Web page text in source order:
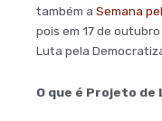
também a Semana
pois em 17 de
Luta pela
O que é Projeto de